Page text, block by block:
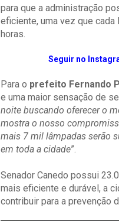
para que a administração
eficiente, uma vez que cada
horas.
Seguir no
Para o prefeito Fernando
e uma maior sensação de
noite buscando oferecer o
mostra o nosso
mais 7 mil lâmpadas serão
em toda a cidade”.
Senador Canedo possui
mais eficiente e durável, a
contribuir para a prevenção